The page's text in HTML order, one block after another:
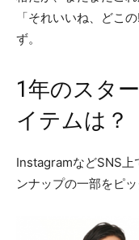
「それいいね、どこ
ず。
1年のスタ
イテムは？
InstagramなどSNS上
ンナップの一部をピ